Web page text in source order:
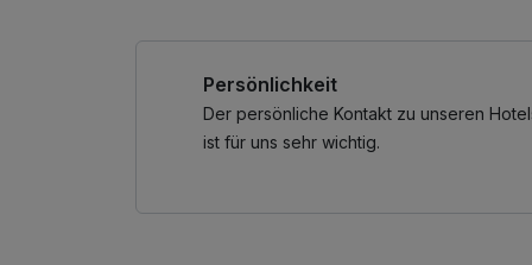
Persönlichkeit
Der persönliche Kontakt zu unseren
ist für uns sehr wichtig.